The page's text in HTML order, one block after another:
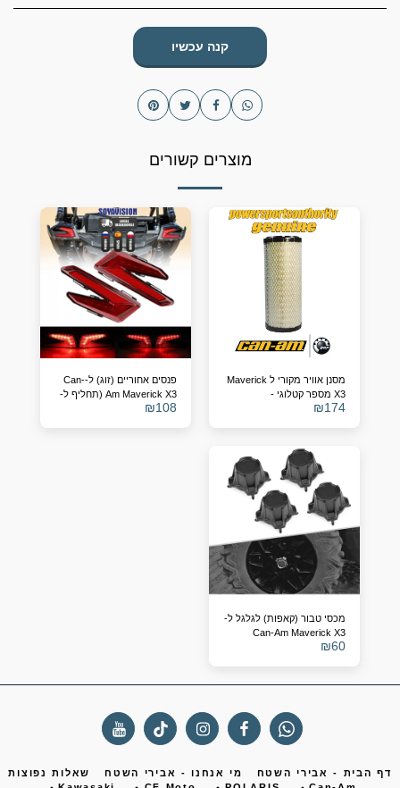
קנה עכשיו
מוצרים קשורים
מסנן אוויר מקורי ל Maverick
X3 מספר קטלוגי -
715900422
₪174
פנסים אחוריים (זוג) ל-Can-
Am Maverick X3 (תחליף ל-
OEM 710004743/4)
₪108
מכסי טבור (קאפות) לגלגל ל-
Can-Am Maverick X3
(תחליף ל-705401841)
₪60
הבית - אבירי השטח מי אנחנו - אבירי השטח
שאלות נפוצות